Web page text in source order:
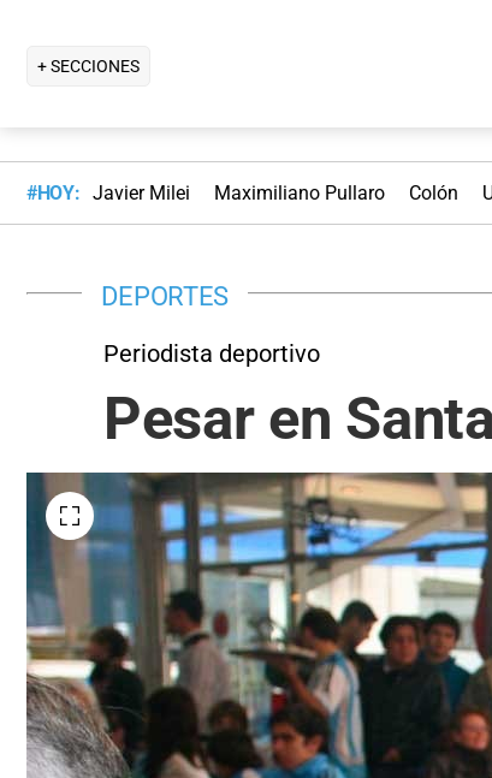
+ SECCIONES
#HOY: Javier Milei Maximiliano Pullaro Colón
DEPORTES
Periodista deportivo
Pesar en